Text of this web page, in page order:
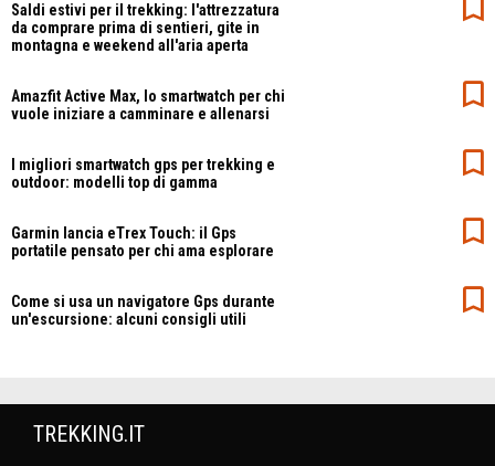
Saldi estivi per il trekking: l'attrezzatura
da comprare prima di sentieri, gite in
montagna e weekend all'aria aperta
Amazfit Active Max, lo smartwatch per chi
vuole iniziare a camminare e allenarsi
I migliori smartwatch gps per trekking e
outdoor: modelli top di gamma
Garmin lancia eTrex Touch: il Gps
portatile pensato per chi ama esplorare
Come si usa un navigatore Gps durante
un'escursione: alcuni consigli utili
TREKKING.IT